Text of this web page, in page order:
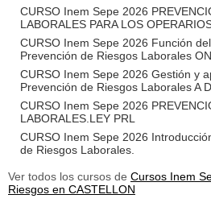
CURSO Inem Sepe 2026
LABORALES PARA LOS
CURSO Inem Sepe 2026 Función
Prevención de Riesgos Laborales
CURSO Inem Sepe 2026 Gestión y
Prevención de Riesgos Laborales A
CURSO Inem Sepe 2026
LABORALES.LEY PRL
CURSO Inem Sepe 2026
de Riesgos Laborales.
Ver todos los cursos de Cursos Inem
Riesgos en CASTELLON